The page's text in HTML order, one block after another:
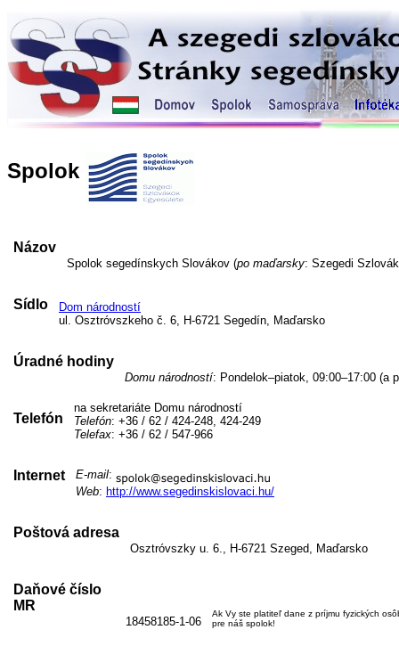
Spolok
Názov
Spolok segedínskych Slovákov (po maďarsky: Szegedi
Sídlo
Dom národností
ul. Osztróvszkeho č. 6, H-6721 Segedín, Maďarsko
Úradné hodiny
Domu národností: Pondelok–piatok, 09:00–17:00 (a
Telefón
na sekretariáte Domu národností
Telefón: +36 / 62 / 424-248, 424-249
Telefax: +36 / 62 / 547-966
Internet E-mail:
Web: http://www.segedinskislovaci.hu/
Poštová adresa
Osztróvszky u. 6., H-6721 Szeged, Maďarsko
Daňové číslo
MR
18458185-1-06
Ak Vy ste platiteľ dane z príjmu fyzických
pre náš spolok!